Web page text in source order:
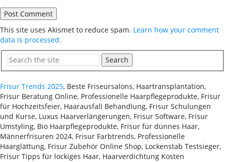
This site uses Akismet to reduce spam. Learn how your comment
data is processed.
Search
Frisur Trends 2025, Beste Friseursalons, Haartransplantation,
Frisur Beratung Online, Professionelle Haarpflegeprodukte, Frisur
für Hochzeitsfeier, Haarausfall Behandlung, Frisur Schulungen
und Kurse, Luxus Haarverlängerungen, Frisur Software, Frisur
Umstyling, Bio Haarpflegeprodukte, Frisur für dünnes Haar,
Männerfrisuren 2024, Frisur Farbtrends, Professionelle
Haarglättung, Frisur Zubehör Online Shop, Lockenstab Testsieger,
Frisur Tipps für lockiges Haar, Haarverdichtung Kosten